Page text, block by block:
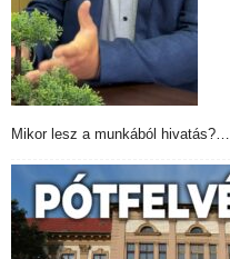
Mikor lesz a munkából hivatás?…